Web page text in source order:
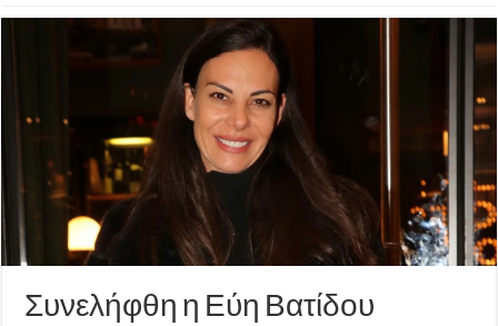
Συνελήφθη η Εύη Βατίδου